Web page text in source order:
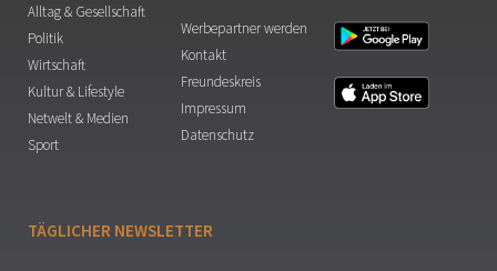
Alltag & Gesellschaft
Politik
Wirtschaft
Kultur & Lifestyle
Netwelt & Medien
Sport
Werbepartner werden
Kontakt
Freundeskreis
Impressum
Datenschutz
TÄGLICHER NEWSLETTER